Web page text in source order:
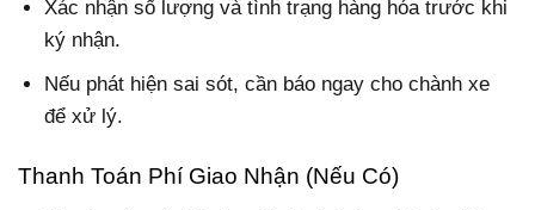
Xác nhận số lượng và tình trạng hàng hóa trước khi
ký nhận.
Nếu phát hiện sai sót, cần báo ngay cho chành xe
để xử lý.
Thanh Toán Phí Giao Nhận (Nếu Có)